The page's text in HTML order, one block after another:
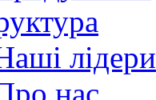
лідери